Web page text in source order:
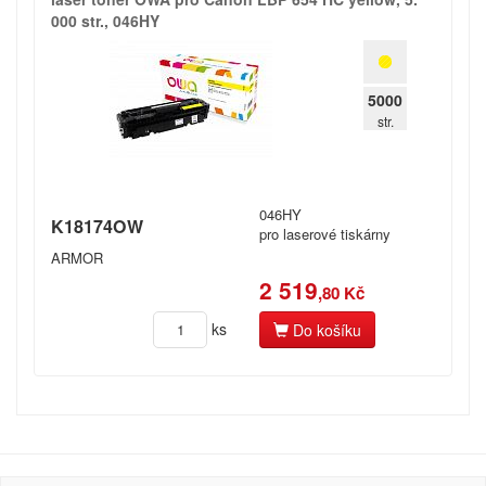
Spočítáme vám, kolik ročně ušetříte!
000 str.​,​ 046HY
5000
str.
K18174OW
ARMOR
046HY
pro laserové tiskárny
2 519,80 Kč
ks Do košíku